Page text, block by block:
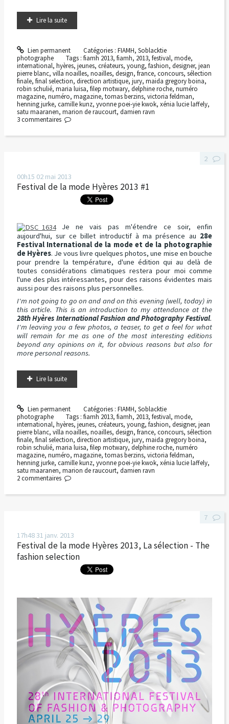
Lire la suite
Lien permanent Catégories : FIAMH, Soblacktie
photographe
Tags :fiamh 2013,fiamh, 2013,festival,mode,
international, hyères, jeunes, créateurs, young, fashion, designer, jean
pierre blanc, villa noailles, noailles, design, france, concours, sélection
finale, final selection, direction artistique, jury, maida gregory boina,
robin schulié, maria luisa, filep motwary, delphine roche, numéro
magazine, numéro, magazine, tomas berzins, victoria feldman,
henning jurke, camille kunz, yvonne poei-yie kwok, xénia lucie laffely,
satu maaranen, marion de raucourt, damien ravn
3 commentaires
00h15 02 mai 2013
Festival de la mode Hyères 2013 #1
Je ne vais pas m'étendre ce soir, enfin
aujourd'hui, sur ce billet introductif à ma présence au 28e
Festival International de la mode et de la photographie
de Hyères. Je vous livre quelques photos, une mise en bouche
pour prendre la température, d'une édition qui au delà de
toutes considérations climatiques restera pour moi comme
l'une des plus intéressantes, pour des raisons évidentes mais
aussi pour des raisons plus personnelles.
I'm not going to go on and and on this evening (well, today) in
this article. This is an introduction to my attendance at the
28th Hyères International Fashion and Photography Festival.
I'm leaving you a few photos, a teaser, to get a feel for what
will remain for me as one of the most interesting editions
beyond any opinions on it, for obvious reasons but also for
more personal reasons.
Lire la suite
Lien permanent Catégories : FIAMH, Soblacktie
photographe
Tags :fiamh 2013,fiamh, 2013,festival,mode,
international, hyères, jeunes, créateurs, young, fashion, designer, jean
pierre blanc, villa noailles, noailles, design, france, concours, sélection
finale, final selection, direction artistique, jury, maida gregory boina,
robin schulié, maria luisa, filep motwary, delphine roche, numéro
magazine, numéro, magazine, tomas berzins, victoria feldman,
henning jurke, camille kunz, yvonne poei-yie kwok, xénia lucie laffely,
satu maaranen, marion de raucourt, damien ravn
2
2 commentaires
17h4831 janv. 2013
Festival de la mode Hyères 2013, La sélection - The
fashion selection
7